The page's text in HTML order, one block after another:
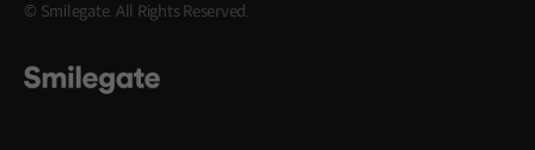
© Smilegate. All Rights Reserved.